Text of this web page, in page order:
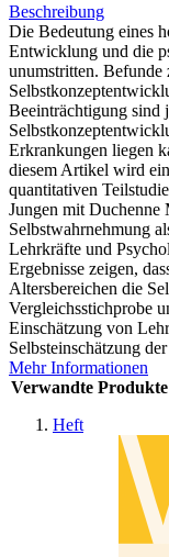
Beschreibung
Die Bedeutung eines
Entwicklung und die
unumstritten. Befunde
Beeinträchtigung sind
Erkrankungen liegen
diesem Artikel wird
quantitativen
Jungen mit
Selbstwahrnehmung
Lehrkräfte und
Ergebnisse zeigen,
Altersbereichen die
Vergleichsstichprobe
Einschätzung von
Selbsteinschätzung
Mehr Informationen
Verwandte Produkte
Heft